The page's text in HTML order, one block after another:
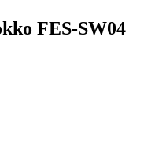
FES-SW04